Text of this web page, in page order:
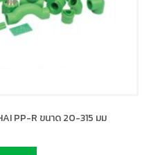
PP-R ขนาด 20-315 มม